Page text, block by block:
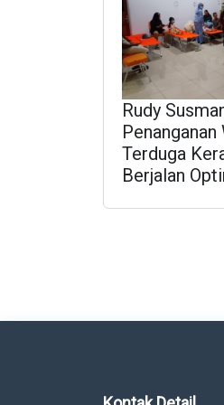
Rudy
Penanganan
Terduga
Berjalan